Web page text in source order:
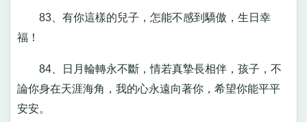
83、有你這樣的兒子，怎能不感到驕傲，生日幸
福！
84、日月輪轉永不斷，情若真摯長相伴，孩子，不
論你身在天涯海角，我的心永遠向著你，希望你能平平
安安。